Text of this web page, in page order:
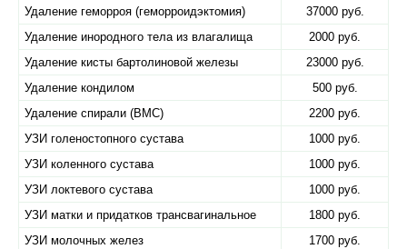
Удаление геморроя (геморроидэктомия)
37000 руб.
Удаление инородного тела из влагалища
2000 руб.
Удаление кисты бартолиновой железы
23000 руб.
Удаление кондилом
500 руб.
Удаление спирали (ВМС)
2200 руб.
УЗИ голеностопного сустава
1000 руб.
УЗИ коленного сустава
1000 руб.
УЗИ локтевого сустава
1000 руб.
УЗИ матки и придатков трансвагинальное
1800 руб.
УЗИ молочных желез
1700 руб.